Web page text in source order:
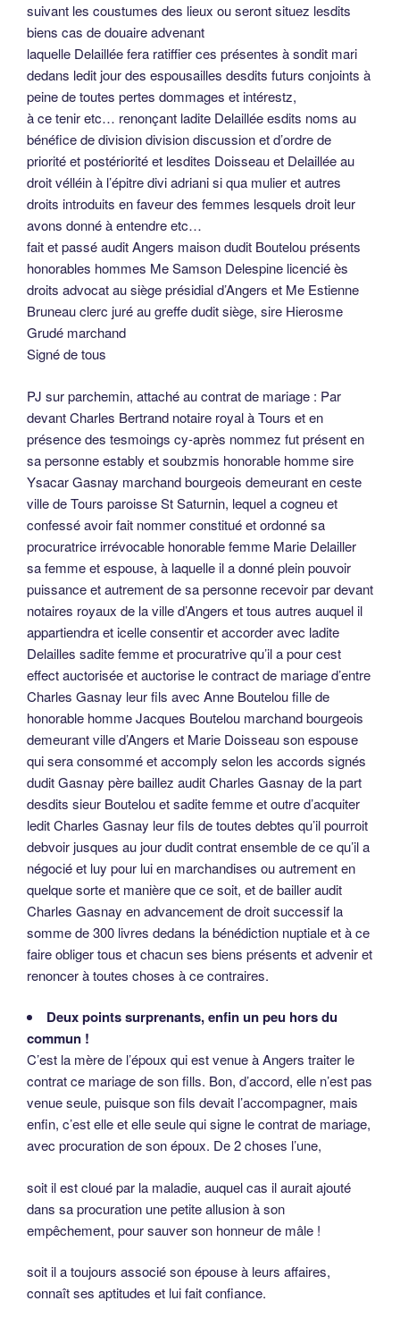
suivant les coustumes des lieux ou seront situez lesdits
biens cas de douaire advenant
laquelle Delaillée fera ratiffier ces présentes à sondit mari
dedans ledit jour des espousailles desdits futurs conjoints à
peine de toutes pertes dommages et intérestz,
à ce tenir etc… renonçant ladite Delaillée esdits noms au
bénéfice de division division discussion et d’ordre de
priorité et postériorité et lesdites Doisseau et Delaillée au
droit vélléin à l’épitre divi adriani si qua mulier et autres
droits introduits en faveur des femmes lesquels droit leur
avons donné à entendre etc…
fait et passé audit Angers maison dudit Boutelou présents
honorables hommes Me Samson Delespine licencié ès
droits advocat au siège présidial d’Angers et Me Estienne
Bruneau clerc juré au greffe dudit siège, sire Hierosme
Grudé marchand
Signé de tous
PJ sur parchemin, attaché au contrat de mariage : Par
devant Charles Bertrand notaire royal à Tours et en
présence des tesmoings cy-après nommez fut présent en
sa personne estably et soubzmis honorable homme sire
Ysacar Gasnay marchand bourgeois demeurant en ceste
ville de Tours paroisse St Saturnin, lequel a cogneu et
confessé avoir fait nommer constitué et ordonné sa
procuratrice irrévocable honorable femme Marie Delailler
sa femme et espouse, à laquelle il a donné plein pouvoir
puissance et autrement de sa personne recevoir par devant
notaires royaux de la ville d’Angers et tous autres auquel il
appartiendra et icelle consentir et accorder avec ladite
Delailles sadite femme et procuratrive qu’il a pour cest
effect auctorisée et auctorise le contract de mariage d’entre
Charles Gasnay leur fils avec Anne Boutelou fille de
honorable homme Jacques Boutelou marchand bourgeois
demeurant ville d’Angers et Marie Doisseau son espouse
qui sera consommé et accomply selon les accords signés
dudit Gasnay père baillez audit Charles Gasnay de la part
desdits sieur Boutelou et sadite femme et outre d’acquiter
ledit Charles Gasnay leur fils de toutes debtes qu’il pourroit
debvoir jusques au jour dudit contrat ensemble de ce qu’il a
négocié et luy pour lui en marchandises ou autrement en
quelque sorte et manière que ce soit, et de bailler audit
Charles Gasnay en advancement de droit successif la
somme de 300 livres dedans la bénédiction nuptiale et à ce
faire obliger tous et chacun ses biens présents et advenir et
renoncer à toutes choses à ce contraires.
Deux points surprenants, enfin un peu hors du
commun !
C’est la mère de l’époux qui est venue à Angers traiter le
contrat ce mariage de son fills. Bon, d’accord, elle n’est pas
venue seule, puisque son fils devait l’accompagner, mais
enfin, c’est elle et elle seule qui signe le contrat de mariage,
avec procuration de son époux. De 2 choses l’une,
soit il est cloué par la maladie, auquel cas il aurait ajouté
dans sa procuration une petite allusion à son
empêchement, pour sauver son honneur de mâle !
soit il a toujours associé son épouse à leurs affaires,
connaît ses aptitudes et lui fait confiance.